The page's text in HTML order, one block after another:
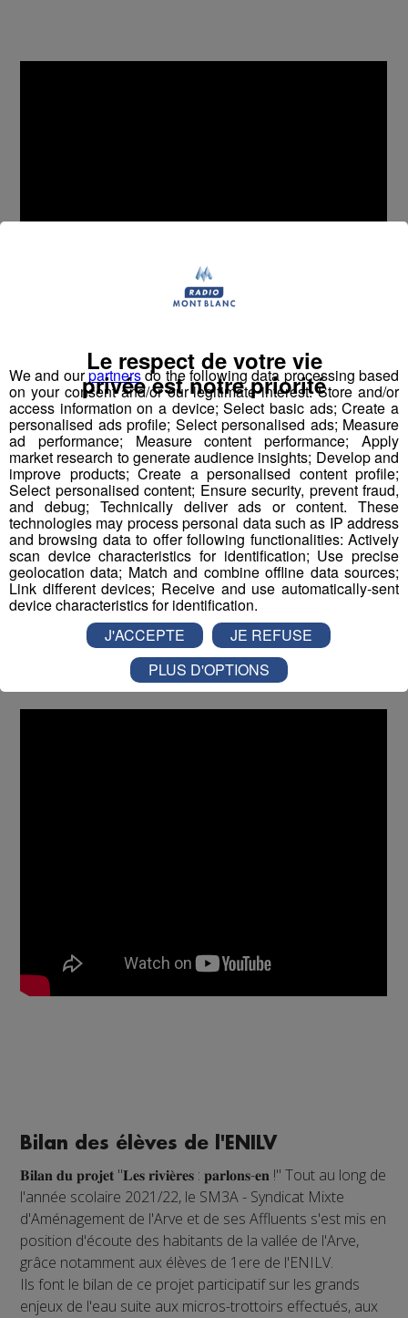
Géographe
Laurent Astrade, géographe et enseignant-
chercheur au laboratoire Edytem, nous présente sa
vision des cours d'eau et de leur évolution.
Dans le cadre du projet "Les rivières : parlons-en !"
le SM3A - Syndicat Mixte d'Aménagement de l'Arve et de
Bilan des élèves de l'ENILV
𝐁𝐢𝐥𝐚𝐧 𝐝𝐮 𝐩𝐫𝐨𝐣𝐞𝐭 "𝐋𝐞𝐬 𝐫𝐢𝐯𝐢𝐞̀𝐫𝐞𝐬 : 𝐩𝐚𝐫𝐥𝐨𝐧𝐬-𝐞𝐧 !" Tout au long de
l'année scolaire 2021/22, le SM3A - Syndicat Mixte
d'Aménagement de l'Arve et de ses Affluents s'est mis en
position d'écoute des habitants de la vallée de l'Arve,
grâce notamment aux élèves de 1ere de l'ENILV.
Ils font le bilan de ce projet participatif sur les grands
enjeux de l'eau suite aux micros-trottoirs effectués, aux
We and ourpartnersdo the following data processing based
on your consent and/or our legitimate interest: Store and/or
access information on a device; Select basic ads; Create a
personalised ads profile; Select personalised ads; Measure
ad performance; Measure content performance; Apply
market research to generate audience insights; Develop and
improve products; Create a personalised content profile;
Select personalised content; Ensure security, prevent fraud,
and debug; Technically deliver ads or content. These
technologies may process personal data such as IP address
and browsing data to offer following functionalities: Actively
scan device characteristics for identification; Use precise
geolocation data; Match and combine offline data sources;
Link different devices; Receive and use automatically-sent
device characteristics for identification.
Le respect de votre vie
privée est notre priorité
J'ACCEPTE
JE REFUSE
PLUS D'OPTIONS